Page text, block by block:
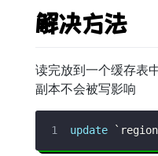
解决方法
读完放到一个缓存表
副本不会被写影响
update ` region